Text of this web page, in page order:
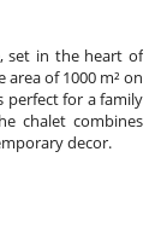
set in the heart of
of 1000 m² on
perfect for a family
chalet combines
decor.